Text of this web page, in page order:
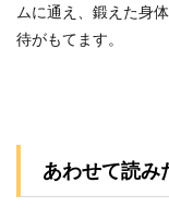
ムに通え、鍛えた身
待がもてます。
あわせて読み